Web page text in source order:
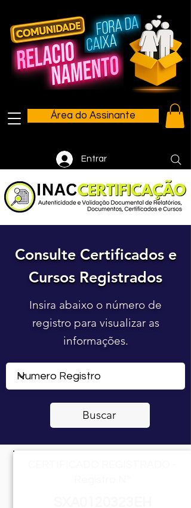
Área do Assinante
Entrar
Consulte Certificados e
Cursos Registrados
Consulte Certificados e
Cursos Registrados
Insira abaixo o número de
registro para visualizar as
informações.
Buscar